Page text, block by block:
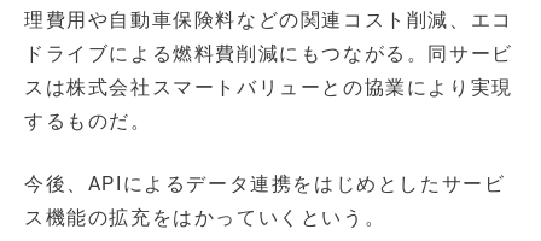
理費用や自動車保険料などの関連コスト削減、エコ
ドライブによる燃料費削減にもつながる。同サービ
スは株式会社スマートバリューとの協業により実現
するものだ。
今後、APIによるデータ連携をはじめとしたサービ
ス機能の拡充をはかっていくという。